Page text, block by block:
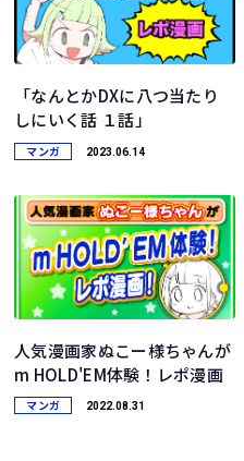
「なんとかDXに八つ当たり
しにいく話 １話」
マンガ 2023.06.14
人気漫画家ぬこー様ちゃんが
m HOLD'EM体験！レポ漫画
マンガ 2022.08.31